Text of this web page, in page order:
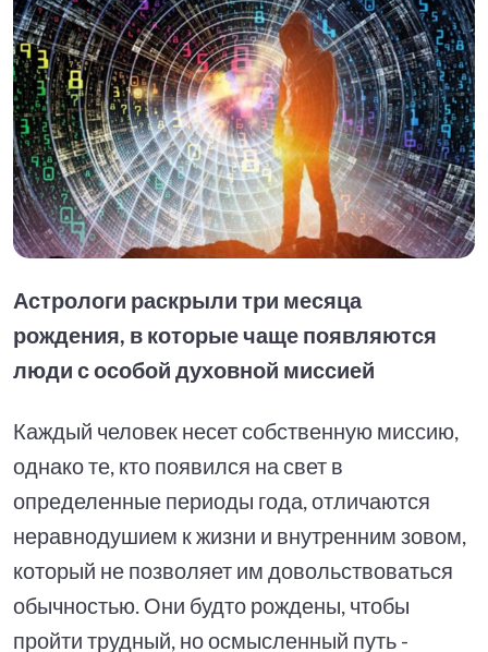
Астрологи раскрыли три месяца
рождения, в которые чаще появляются
люди с особой духовной миссией
Каждый человек несет собственную миссию,
однако те, кто появился на свет в
определенные периоды года, отличаются
неравнодушием к жизни и внутренним зовом,
который не позволяет им довольствоваться
обычностью. Они будто рождены, чтобы
пройти трудный, но осмысленный путь -